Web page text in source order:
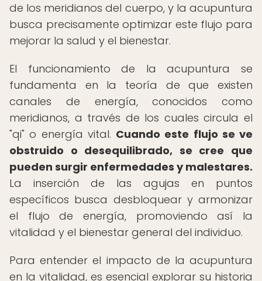
de los meridianos del cuerpo, y la acupuntura
busca precisamente optimizar este flujo para
mejorar la salud y el bienestar.
El funcionamiento de la acupuntura se
fundamenta en la teoría de que existen
canales de energía, conocidos como
meridianos, a través de los cuales circula el
"qi" o energía vital. Cuando este flujo se ve
obstruido o desequilibrado, se cree que
pueden surgir enfermedades y malestares.
La inserción de las agujas en puntos
específicos busca desbloquear y armonizar
el flujo de energía, promoviendo así la
vitalidad y el bienestar general del individuo.
Para entender el impacto de la acupuntura
en la vitalidad, es esencial explorar su historia